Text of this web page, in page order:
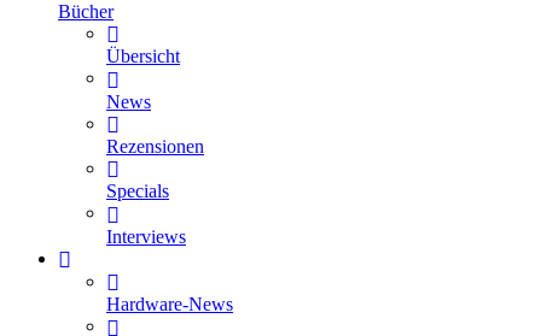
Bücher
Übersicht
News
Rezensionen
Specials
Interviews
Hardware-News